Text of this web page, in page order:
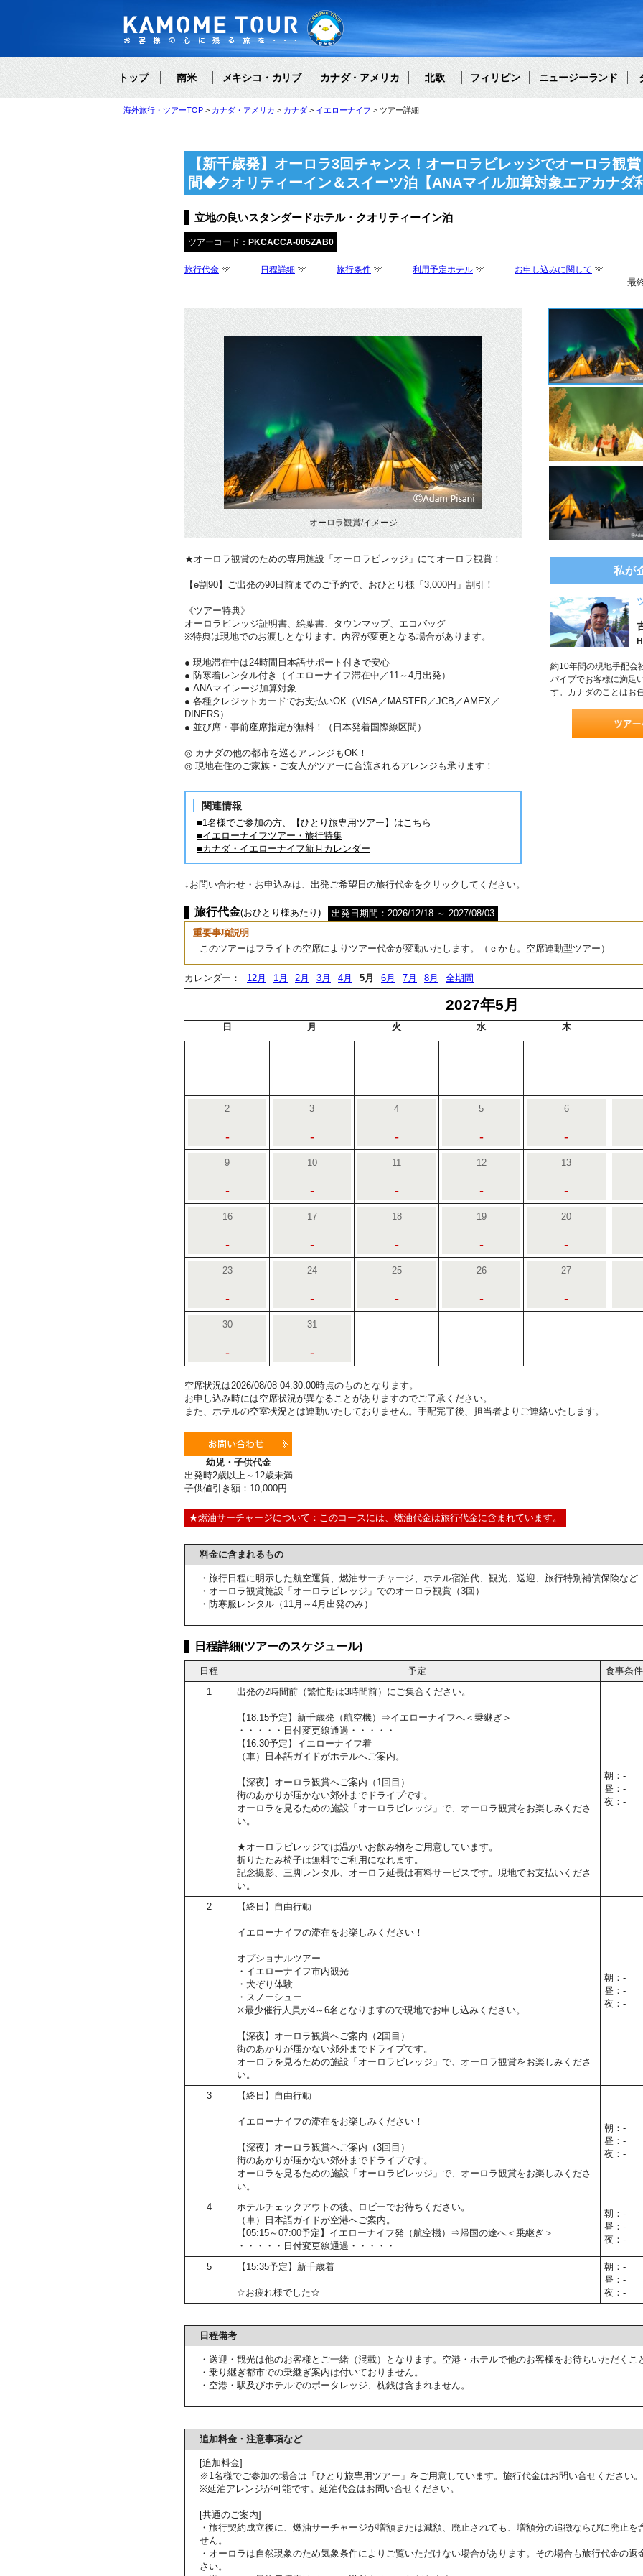
トップ 南米 メキシコ・カリブ カナダ・アメリカ 北欧 フィリピン ニュージーランド
海外旅行・ツアーTOP カナダ・アメリカ カナダ イエローナイフ ツアー詳細
【新千歳発】オーロラ3回チャンス！オーロラビレッジでオーロラ観
間◆クオリティーイン＆スイーツ泊【ANAマイル加算対象エアカナダ
立地の良いスタンダードホテル・クオリティーイン泊
ツアーコード： PKCACCA-005ZAB0
旅行代金 日程詳細 旅行条件 利用予定ホテル お申し込みに関して
最
オーロラ観賞/イメージ
★オーロラ観賞のための専用施設「オーロラビレッジ」にてオーロラ観賞！
【e割90】ご出発の90日前までのご予約で、おひとり様「3,000円」割引！
《ツアー特典》
オーロラビレッジ証明書、絵葉書、タウンマップ、エコバッグ
※特典は現地でのお渡しとなります。内容が変更となる場合があります。
● 現地滞在中は24時間日本語サポート付きで安心
● 防寒着レンタル付き（イエローナイフ滞在中／11～4月出発）
● ANAマイレージ加算対象
● 各種クレジットカードでお支払いOK（VISA／MASTER／JCB／AMEX／
DINERS）
● 並び席・事前座席指定が無料！（日本発着国際線区間）
◎ カナダの他の都市を巡るアレンジもOK！
◎ 現地在住のご家族・ご友人がツアーに合流されるアレンジも承ります！
関連情報
■1名様でご参加の方、【ひとり旅専用ツアー】はこちら
■イエローナイフツアー・旅行特集
■カナダ・イエローナイフ新月カレンダー
私が
約10年間の現地手配会
パイプでお客様に満足
す。カナダのことはお
↓お問い合わせ・お申込みは、出発ご希望日の旅行代金をクリックしてください。
旅行代金(おひとり様あたり)
出発日期間：2026/12/18 ～ 2027/08/03
重要事項説明
このツアーはフライトの空席によりツアー代金が変動いたします。（ｅかも。空席連動型ツアー）
カレンダー： 12月 1月 2月 3月 4月 5月 6月 7月 8月 全期間
2027年5月
日 月 火 水 木
2
-
3
-
4
-
5
-
6
-
9
-
10
-
11
-
12
-
13
-
16
-
17
-
18
-
19
-
20
-
23
-
24
-
25
-
26
-
27
-
30
-
31
-
空席状況は2026/08/08 04:30:00時点のものとなります。
お申し込み時には空席状況が異なることがありますのでご了承ください。
また、ホテルの空室状況とは連動いたしておりません。手配完了後、担当者よりご連絡いたします。
幼児・子供代金
出発時2歳以上～12歳未満
子供値引き額：10,000円
★燃油サーチャージについて：このコースには、燃油代金は旅行代金に含まれています。
料金に含まれるもの
・旅行日程に明示した航空運賃、燃油サーチャージ、ホテル宿泊代、観光、送迎、旅行特別補償保険など
・オーロラ観賞施設「オーロラビレッジ」でのオーロラ観賞（3回）
・防寒服レンタル（11月～4月出発のみ）
日程詳細(ツアーのスケジュール)
日程 予定
食事条件
1
出発の2時間前（繁忙期は3時間前）にご集合ください。
【18:15予定】新千歳発（航空機）⇒イエローナイフへ＜乗継ぎ＞
・・・・・日付変更線通過・・・・・
【16:30予定】イエローナイフ着
（車）日本語ガイドがホテルへご案内。
【深夜】オーロラ観賞へご案内（1回目）
街のあかりが届かない郊外までドライブです。
オーロラを見るための施設「オーロラビレッジ」で、オーロラ観賞をお楽しみくださ
い。
★オーロラビレッジでは温かいお飲み物をご用意しています。
折りたたみ椅子は無料でご利用になれます。
記念撮影、三脚レンタル、オーロラ延長は有料サービスです。現地でお支払いくださ
い。
朝：-
昼：-
夜：-
2 【終日】自由行動
イエローナイフの滞在をお楽しみください！
オプショナルツアー
・イエローナイフ市内観光
・犬ぞり体験
・スノーシュー
※最少催行人員が4～6名となりますので現地でお申し込みください。
【深夜】オーロラ観賞へご案内（2回目）
街のあかりが届かない郊外までドライブです。
オーロラを見るための施設「オーロラビレッジ」で、オーロラ観賞をお楽しみくださ
い。
朝：-
昼：-
夜：-
3 【終日】自由行動
イエローナイフの滞在をお楽しみください！
【深夜】オーロラ観賞へご案内（3回目）
街のあかりが届かない郊外までドライブです。
オーロラを見るための施設「オーロラビレッジ」で、オーロラ観賞をお楽しみくださ
い。
朝：-
昼：-
夜：-
4
ホテルチェックアウトの後、ロビーでお待ちください。
（車）日本語ガイドが空港へご案内。
【05:15～07:00予定】イエローナイフ発（航空機）⇒帰国の途へ＜乗継ぎ＞
・・・・・日付変更線通過・・・・・
朝：-
昼：-
夜：-
5 【15:35予定】新千歳着
☆お疲れ様でした☆
朝：-
昼：-
夜：-
日程備考
・送迎・観光は他のお客様とご一緒（混載）となります。空港・ホテルで他のお客様をお待ちいただくこ
・乗り継ぎ都市での乗継ぎ案内は付いておりません。
・空港・駅及びホテルでのポータレッジ、枕銭は含まれません。
追加料金・注意事項など
[追加料金]
※1名様でご参加の場合は「ひとり旅専用ツアー」をご用意しています。旅行代金はお問い合せください。
※延泊アレンジが可能です。延泊代金はお問い合せください。
[共通のご案内]
・旅行契約成立後に、燃油サーチャージが増額または減額、廃止されても、増額分の追徴ならびに廃止
せん。
・オーロラは自然現象のため気象条件によりご覧いただけない場合があります。その場合も旅行代金の
さい。